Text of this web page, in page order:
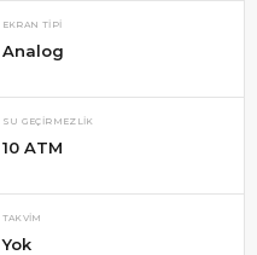
EKRAN TIPI
Analog
SU GEÇIRMEZLIK
10 ATM
TAKVIM
Yok